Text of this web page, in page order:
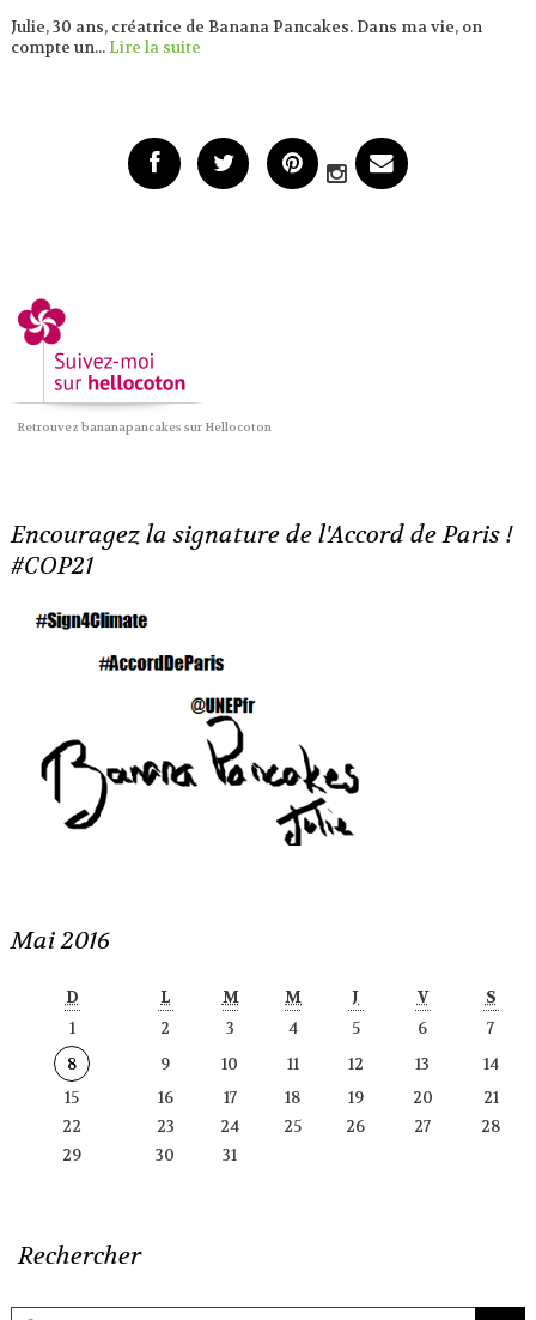
Julie, 30 ans, créatrice de Banana Pancakes. Dans ma vie, on
compte un...Lire la suite
Retrouvez bananapancakes sur Hellocoton
Encouragez la signature de l'Accord de Paris !
#COP21
Mai 2016
D L M M J V
S
1
2 3 4 5 6
7
8
9 10 11 12 13
14
15
16 17 18 19 20
21
22
23 24 25 26 27
28
29
30 31
Rechercher